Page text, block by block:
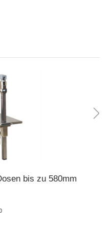
bis zu 580mm